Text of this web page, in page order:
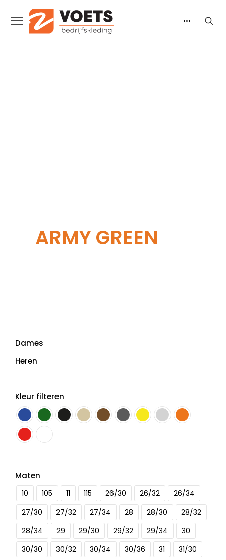
ARMY GREEN
Dames
Heren
Kleur filteren
Maten
10 105 11 115 26/30 26/32
26/34
27/30
27/32 27/34 28 28/30
28/32
28/34
29 29/30 29/32 29/34
30
30/30
30/32 30/34 30/36 31
31/30